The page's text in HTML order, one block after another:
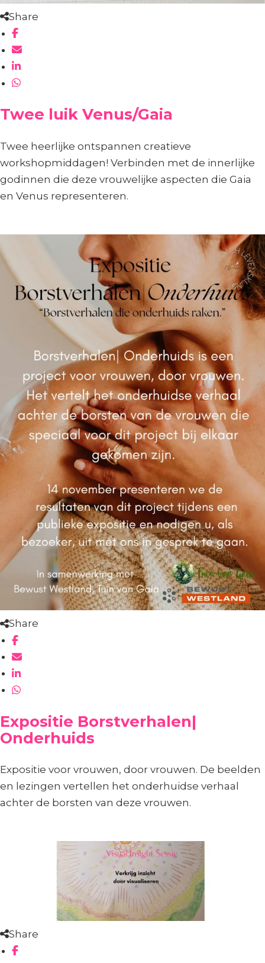
Share
Twee luik Venus/Gaia
Twee heerlijke ontspannen creatieve
workshopmiddagen! Verbinden met de innerlijke
godinnen die deze vrouwelijke aspecten die Gaia
en Venus representeren.
Share
Expositie Borstverhalen|
Onderhuids
Expositie voor vrouwen, door vrouwen. De beelden
en lezingen vertellen het onderhuidse verhaal
achter de borsten van deze vrouwen.
Share